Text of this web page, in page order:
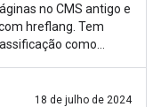
no CMS antigo e
hreflang. Tem
como
18 de julho de 2024